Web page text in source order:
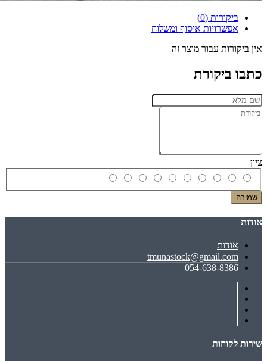
ביקורות (0)
אפשרויות איסוף ומשלוח
אין ביקורות עבור מוצר זה
כתבו ביקורת
ציון
שמירה
אודות
אודות
tmunastock@gmail.com
054-638-8386
שירות לקוחות